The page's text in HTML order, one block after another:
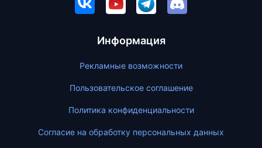
Информация
Рекламные возможности
Пользовательское соглашение
Политика конфиденциальности
Согласие на обработку персональных данных